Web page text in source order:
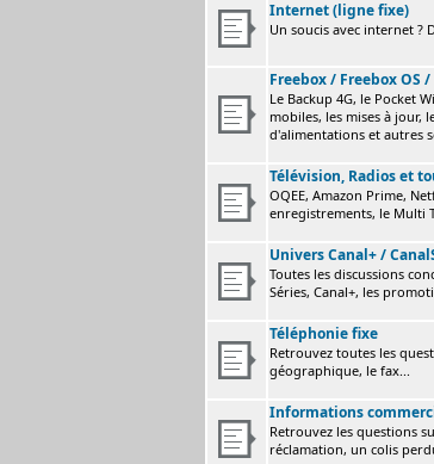
Internet (ligne fixe)
Un soucis avec internet ?
Freebox / Freebox OS
Le Backup 4G, le Pocket
mobiles, les mises à jour,
d'alimentations et autres
Télévision, Radios et
OQEE, Amazon Prime,
enregistrements, le Multi
Univers Canal+ /
Toutes les discussions
Séries, Canal+, les
Téléphonie fixe
Retrouvez toutes les
géographique, le fax...
Informations
Retrouvez les questions
réclamation, un colis